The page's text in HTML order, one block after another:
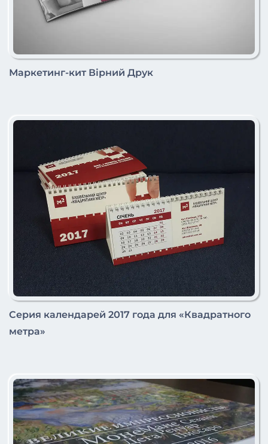
Маркетинг-кит Вірний Друк
Серия календарей 2017 года для «Квадратного
метра»